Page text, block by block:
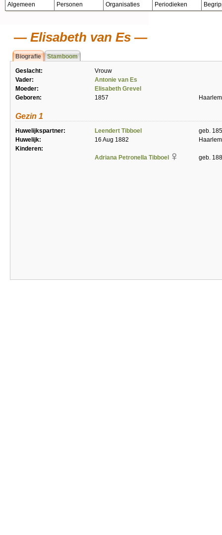
Algemeen Personen Organisaties Periodieken
Elisabeth van Es
Biografie Stamboom
Geslacht:
Vrouw
Vader:
Antonie van Es
Moeder:
Elisabeth Grevel
Geboren:
1857 Haarlem
Gezin 1
Huwelijkspartner: Leendert Tibboel
geb.
Huwelijk:
16 Aug 1882
Haarlem
Kinderen:
Adriana Petronella Tibboel
geb.